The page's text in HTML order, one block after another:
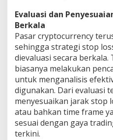
Evaluasi dan
Berkala
Pasar cryptocurrency
sehingga strategi stop
dievaluasi secara
biasanya melakukan
untuk menganalisis
digunakan. Dari evaluasi
menyesuaikan jarak stop
atau bahkan time frame
sesuai dengan gaya
terkini.